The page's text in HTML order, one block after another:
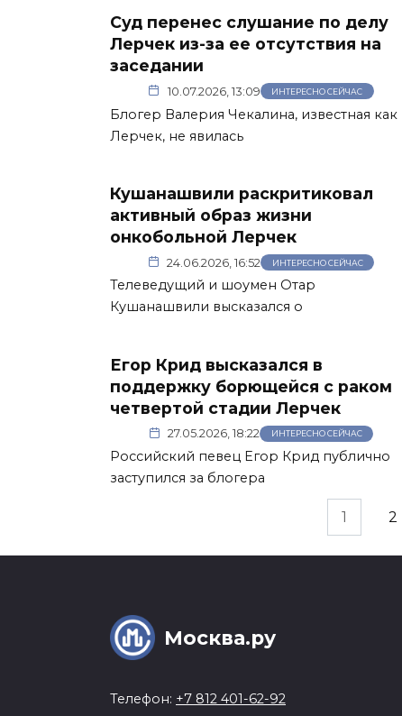
Суд перенес слушание по делу
Лерчек из-за ее отсутствия на
заседании
10.07.2026, 13:09 ИНТЕРЕСНО СЕЙЧАС
Блогер Валерия Чекалина, известная как
Лерчек, не явилась
Кушанашвили раскритиковал
активный образ жизни
онкобольной Лерчек
24.06.2026, 16:52 ИНТЕРЕСНО СЕЙЧАС
Телеведущий и шоумен Отар
Кушанашвили высказался о
Егор Крид высказался в
поддержку борющейся с раком
четвертой стадии Лерчек
27.05.2026, 18:22 ИНТЕРЕСНО СЕЙЧАС
Российский певец Егор Крид публично
заступился за блогера
1 2
Москва.ру
Телефон: +7 812 401-62-92